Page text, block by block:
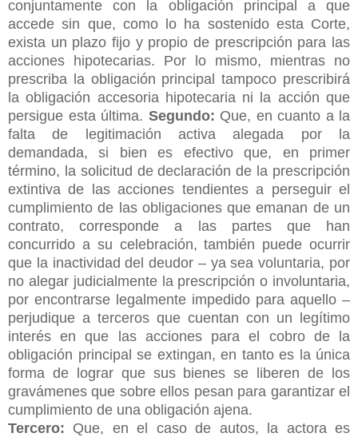
conjuntamente con la obligación principal a que
accede sin que, como lo ha sostenido esta Corte,
exista un plazo fijo y propio de prescripción para las
acciones hipotecarias. Por lo mismo, mientras no
prescriba la obligación principal tampoco prescribirá
la obligación accesoria hipotecaria ni la acción que
persigue esta última. Segundo: Que, en cuanto a la
falta de legitimación activa alegada por la
demandada, si bien es efectivo que, en primer
término, la solicitud de declaración de la prescripción
extintiva de las acciones tendientes a perseguir el
cumplimiento de las obligaciones que emanan de un
contrato, corresponde a las partes que han
concurrido a su celebración, también puede ocurrir
que la inactividad del deudor – ya sea voluntaria, por
no alegar judicialmente la prescripción o involuntaria,
por encontrarse legalmente impedido para aquello –
perjudique a terceros que cuentan con un legítimo
interés en que las acciones para el cobro de la
obligación principal se extingan, en tanto es la única
forma de lograr que sus bienes se liberen de los
gravámenes que sobre ellos pesan para garantizar el
cumplimiento de una obligación ajena.
Tercero: Que, en el caso de autos, la actora es